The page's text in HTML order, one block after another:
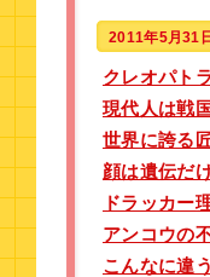
2011年5月31
クレオパト
現代人は戦
世界に誇る
顔は遺伝だ
ドラッカー
アンコウの
こんなに違